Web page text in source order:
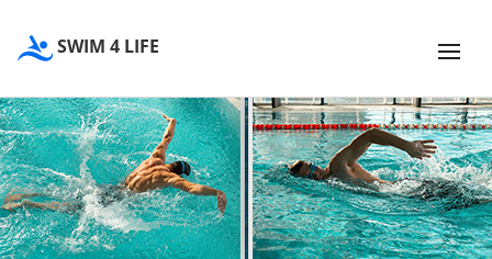
SWIM 4 LIFE